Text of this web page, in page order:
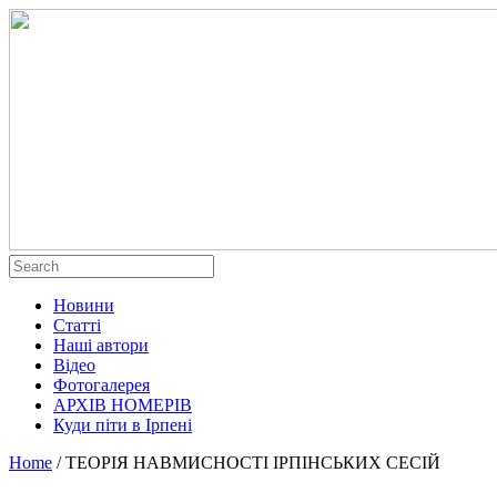
Новини
Статті
Наші автори
Відео
Фотогалерея
АРХІВ НОМЕРІВ
Куди піти в Ірпені
Home / ТЕОРІЯ НАВМИСНОСТІ ІРПІНСЬКИХ СЕСІЙ